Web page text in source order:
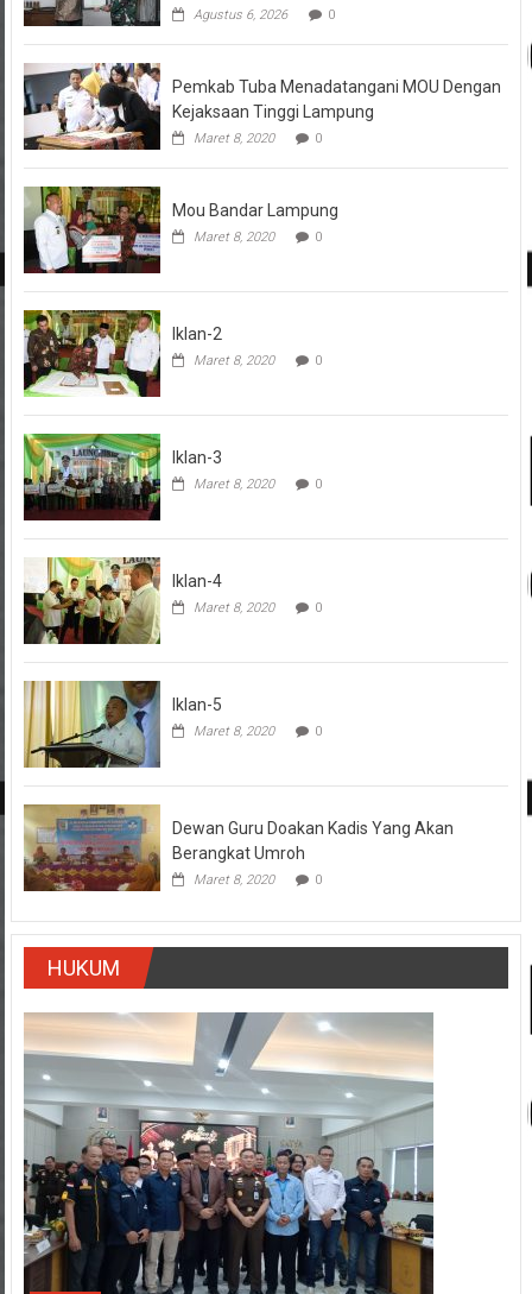
Agustus 6, 2026 0
Pemkab Tuba Menadatangani MOU Dengan
Kejaksaan Tinggi Lampung
Maret 8, 2020 0
Mou Bandar Lampung
Maret 8, 2020 0
Iklan-2
Maret 8, 2020 0
Iklan-3
Maret 8, 2020 0
Iklan-4
Maret 8, 2020 0
Iklan-5
Maret 8, 2020 0
Dewan Guru Doakan Kadis Yang Akan
Berangkat Umroh
Maret 8, 2020 0
HUKUM